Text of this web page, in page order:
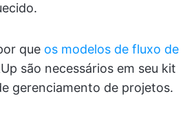
que os modelos de fluxo de
são necessários em seu kit
gerenciamento de projetos.